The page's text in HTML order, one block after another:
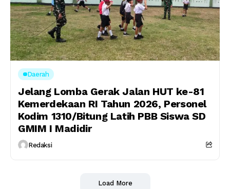
Daerah
Jelang Lomba Gerak Jalan HUT ke-81
Kemerdekaan RI Tahun 2026, Personel
Kodim 1310/Bitung Latih PBB Siswa SD
GMIM I Madidir
Redaksi
Load More